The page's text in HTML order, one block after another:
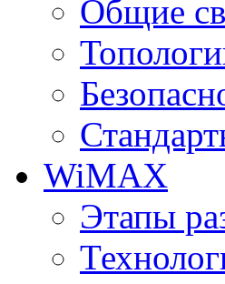
Общие
WiMAX
Этапы